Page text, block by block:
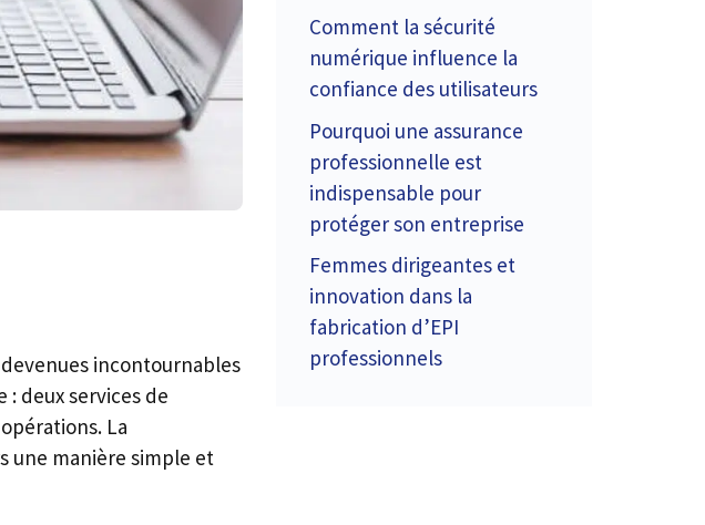
incontournables
: deux services de
La
une manière simple et
Comment la sécurité
numérique influence la
confiance des utilisateurs
Pourquoi une assurance
professionnelle est
indispensable pour
protéger son entreprise
Femmes dirigeantes et
innovation dans la
fabrication d’EPI
professionnels